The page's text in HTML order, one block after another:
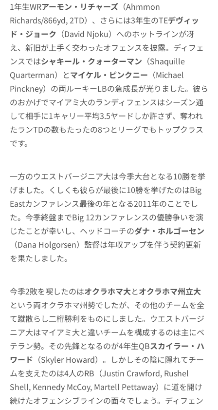
1年生WRアーモン・リチャーズ （Ahmmon
Richards/866yd, 2TD）、さらには3年生のTEデヴィッ
ド・ジョーク （David Njoku）へのホットラインが冴
え、新旧が上手く交わったオフェンスを披露。ディフェ
ンスではシャキール・クォーターマン （Shaquille
Quarterman）とマイケル・ピンクニー （Michael
Pinckney）の両ルーキーLBの急成長が光りました。彼ら
のおかげでマイアミ大のランディフェンスはシーズン通
して相手に1キャリー平均3.5ヤードしか許さず、奪われ
たランTDの数もたったの8つとリーグでもトップクラス
です。
一方のウエストバージニア大は今季大台となる10勝を挙
げました。くしくも彼らが最後に10勝を挙げたのはBig
Eastカンファレンス最後の年となる2011年のことでし
た。今季終盤までBig 12カンファレンスの優勝争いを演
じたことが幸いし、ヘッドコーチのダナ・ホルゴーセン
（Dana Holgorsen）監督は年収アップを伴う契約更新
を果たしました。
今季2敗を喫したのはオクラホマ大とオクラホマ州立大
という両オクラホマ州勢でしたが、その他のチームを全
て蹴散らし二桁勝利をものにしました。ウエストバージ
ニア大はマイアミ大と違いチームを構成するのは主にベ
テラン勢。その先鋒となるのが4年生QBスカイラー・ハ
ワード （Skyler Howard）。しかしその陰に隠れてチー
ムを支えたのは4人のRB（Justin Crawford, Rushel
Shell, Kennedy McCoy, Martell Pettaway）に道を開け
続けたオフェンシブラインの面々でしょう。ディフェン